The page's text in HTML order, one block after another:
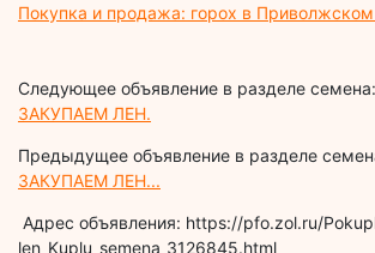
Покупка и продажа: горох в
Следующее объявление в разделе семена:
ЗАКУПАЕМ ЛЕН.
Предыдущее объявление в разделе
ЗАКУПАЕМ ЛЕН...
Адрес объявления: https://pfo.zol.ru/
len_Kuplu_semena_3126845.html